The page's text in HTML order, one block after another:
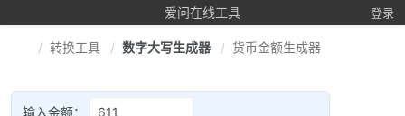
爱问在线工具 登录
转换工具 数字大写生成器 货币金额生成器
输入金额：